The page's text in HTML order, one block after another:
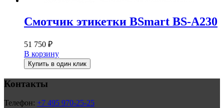
Смотчик этикетки BSmart BS-A230
51 750 ₽
В корзину
Купить в один клик
Контакты
Телефон: +7 495 970-25-25